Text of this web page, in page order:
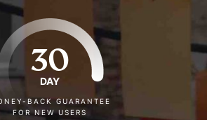
30
DAY
BACK GUARANTEE
FOR NEW USERS